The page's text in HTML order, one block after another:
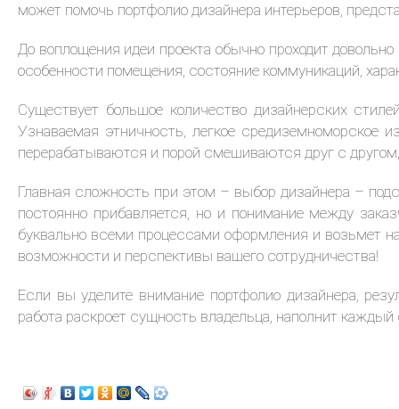
может помочь портфолио дизайнера интерьеров,
До воплощения идеи проекта обычно проходит
особенности помещения, состояние коммуникаций,
Существует большое количество дизайнерских
Узнаваемая этничность, легкое средиземноморское
перерабатываются и порой смешиваются друг с
Главная сложность при этом – выбор дизайнера –
постоянно прибавляется, но и понимание между
буквально всеми процессами оформления и возьмет
возможности и перспективы вашего сотрудничества!
Если вы уделите внимание портфолио дизайнера,
работа раскроет сущность владельца, наполнит